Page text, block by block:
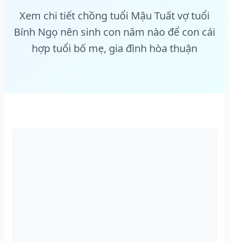
Xem chi tiết chồng tuổi Mậu Tuất vợ tuổi
Bính Ngọ nên sinh con năm nào để con cái
hợp tuổi bố mẹ, gia đình hòa thuận